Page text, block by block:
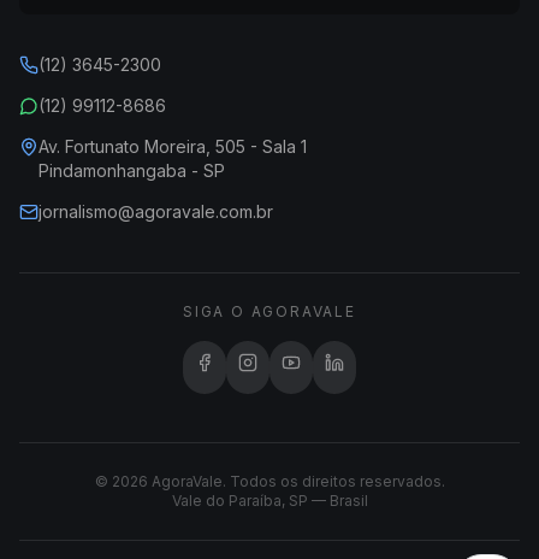
(12) 3645-2300
(12) 99112-8686
Av. Fortunato Moreira, 505 - Sala 1
Pindamonhangaba - SP
jornalismo@agoravale.com.br
SIGA O AGORAVALE
© 2026 AgoraVale. Todos os direitos reservados.
Vale do Paraíba, SP — Brasil